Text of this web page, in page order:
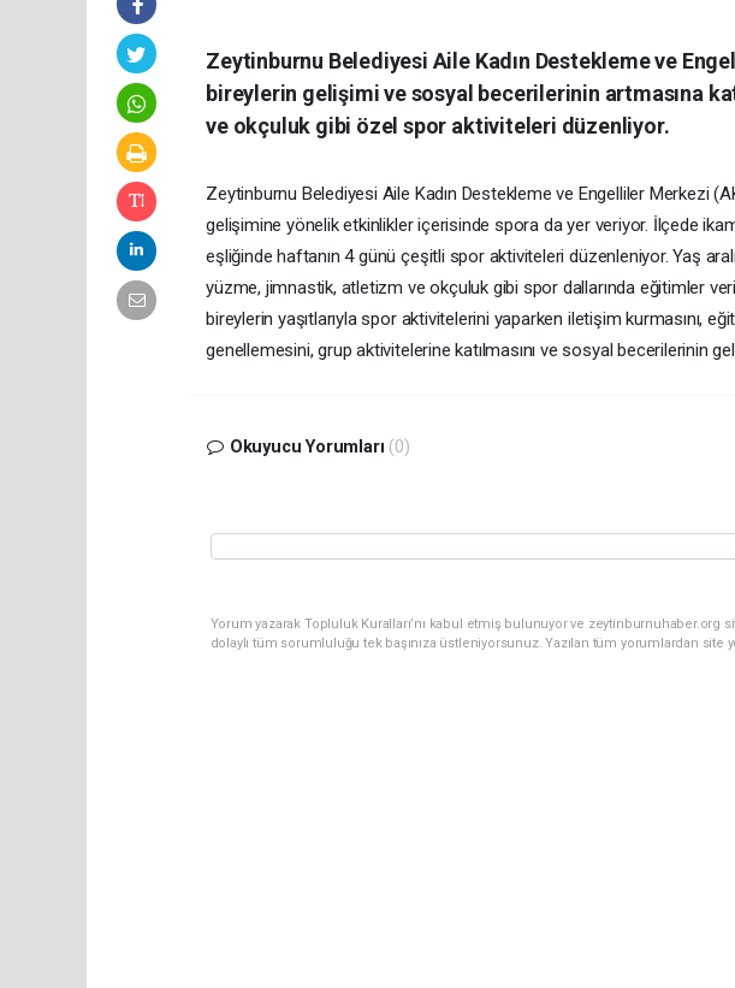
Zeytinburnu Belediyesi Aile Kadın Destekleme ve
bireylerin gelişimi ve sosyal becerilerinin artmasına
ve okçuluk gibi özel spor aktiviteleri düzenliyor.
Zeytinburnu Belediyesi Aile Kadın Destekleme ve Engelliler Merkezi
gelişimine yönelik etkinlikler içerisinde spora da yer veriyor. İlçede
eşliğinde haftanın 4 günü çeşitli spor aktiviteleri düzenleniyor. Yaş
yüzme, jimnastik, atletizm ve okçuluk gibi spor dallarında eğitimler
bireylerin yaşıtlarıyla spor aktivitelerini yaparken iletişim kurmasını,
genellemesini, grup aktivitelerine katılmasını ve sosyal becerilerinin
Okuyucu Yorumları (0)
Yorum yazarak Topluluk Kuralları’nı kabul etmiş bulunuyor ve zeytinburnuhaber.org
dolaylı tüm sorumluluğu tek başınıza üstleniyorsunuz. Yazılan tüm yorumlardan